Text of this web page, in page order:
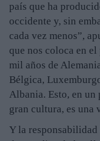
país que ha
occidente y, sin
cada vez menos”,
que nos coloca en
mil años de
Bélgica,
Albania. Esto, en un
gran cultura, es una
Y la